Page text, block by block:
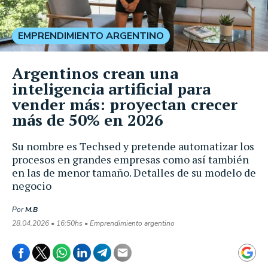
Su nombre es Techsed y pretende automatizar los
procesos en grandes empresas como así también
en las de menor tamaño. Detalles de su modelo de
negocio
PorM.B
28.04.2026 • 16:50hs • Emprendimiento argentino
EMPRENDIMIENTO ARGENTINO
Argentinos crean una
inteligencia artificial para
vender más: proyectan crecer
más de 50% en 2026